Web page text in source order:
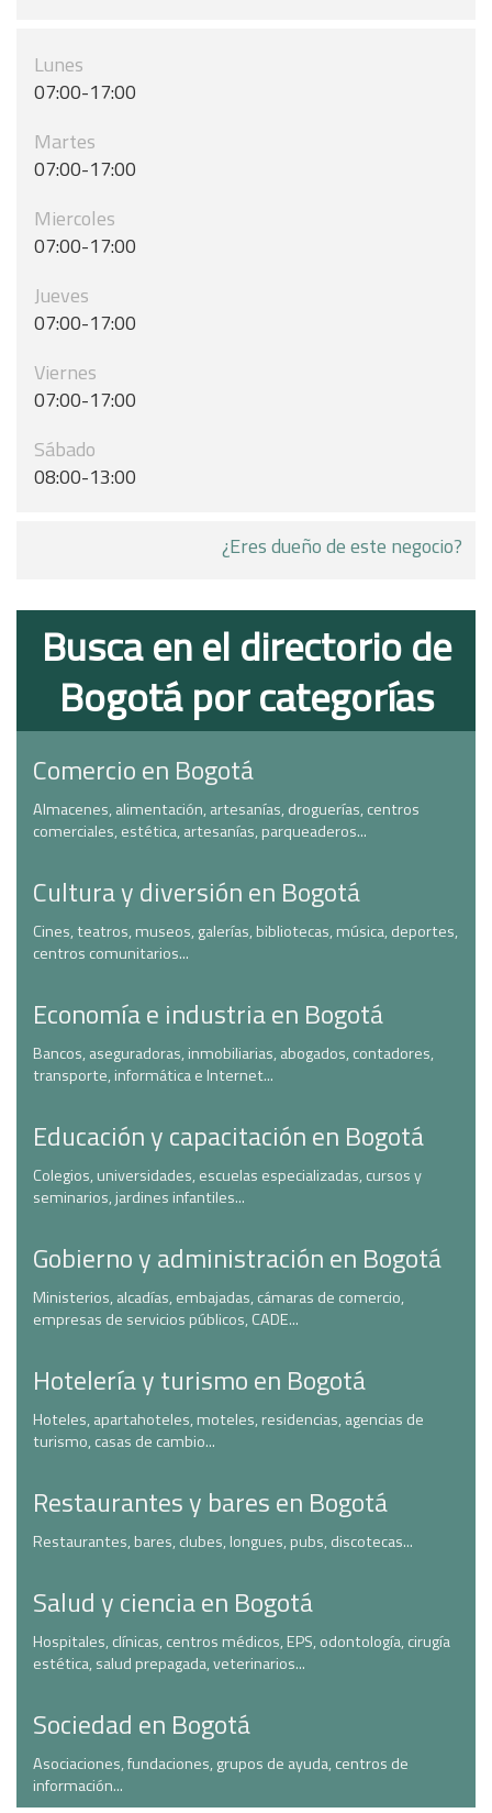
Lunes
07:00-17:00
Martes
07:00-17:00
Miercoles
07:00-17:00
Jueves
07:00-17:00
Viernes
07:00-17:00
Sábado
08:00-13:00
¿Eres dueño de este negocio?
Busca en el directorio de
Bogotá por categorías
Comercio en Bogotá
Almacenes, alimentación, artesanías, droguerías, centros
comerciales, estética, artesanías, parqueaderos...
Cultura y diversión en Bogotá
Cines, teatros, museos, galerías, bibliotecas, música, deportes,
centros comunitarios...
Economía e industria en Bogotá
Bancos, aseguradoras, inmobiliarias, abogados, contadores,
transporte, informática e Internet...
Educación y capacitación en Bogotá
Colegios, universidades, escuelas especializadas, cursos y
seminarios, jardines infantiles...
Gobierno y administración en Bogotá
Ministerios, alcadías, embajadas, cámaras de comercio,
empresas de servicios públicos, CADE...
Hotelería y turismo en Bogotá
Hoteles, apartahoteles, moteles, residencias, agencias de
turismo, casas de cambio...
Restaurantes y bares en Bogotá
Restaurantes, bares, clubes, longues, pubs, discotecas...
Salud y ciencia en Bogotá
Hospitales, clínicas, centros médicos, EPS, odontología, cirugía
estética, salud prepagada, veterinarios...
Sociedad en Bogotá
Asociaciones, fundaciones, grupos de ayuda, centros de
información...